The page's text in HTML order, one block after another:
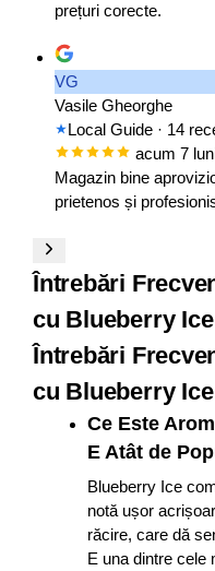
prețuri corecte.
VG
Vasile Gheorghe
Local Guide · 14
acum 7
Magazin bine
prietenos și
Întrebări
cu Blueberry Ice
Întrebări
cu Blueberry Ice
Ce Este
E Atât de
Blueberry Ice
notă ușor
răcire, care dă
E una dintre cele